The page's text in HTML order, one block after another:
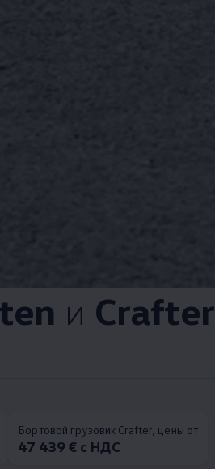
и Crafter
Бортовой грузовик Crafter, цены от
47 439 € с НДС